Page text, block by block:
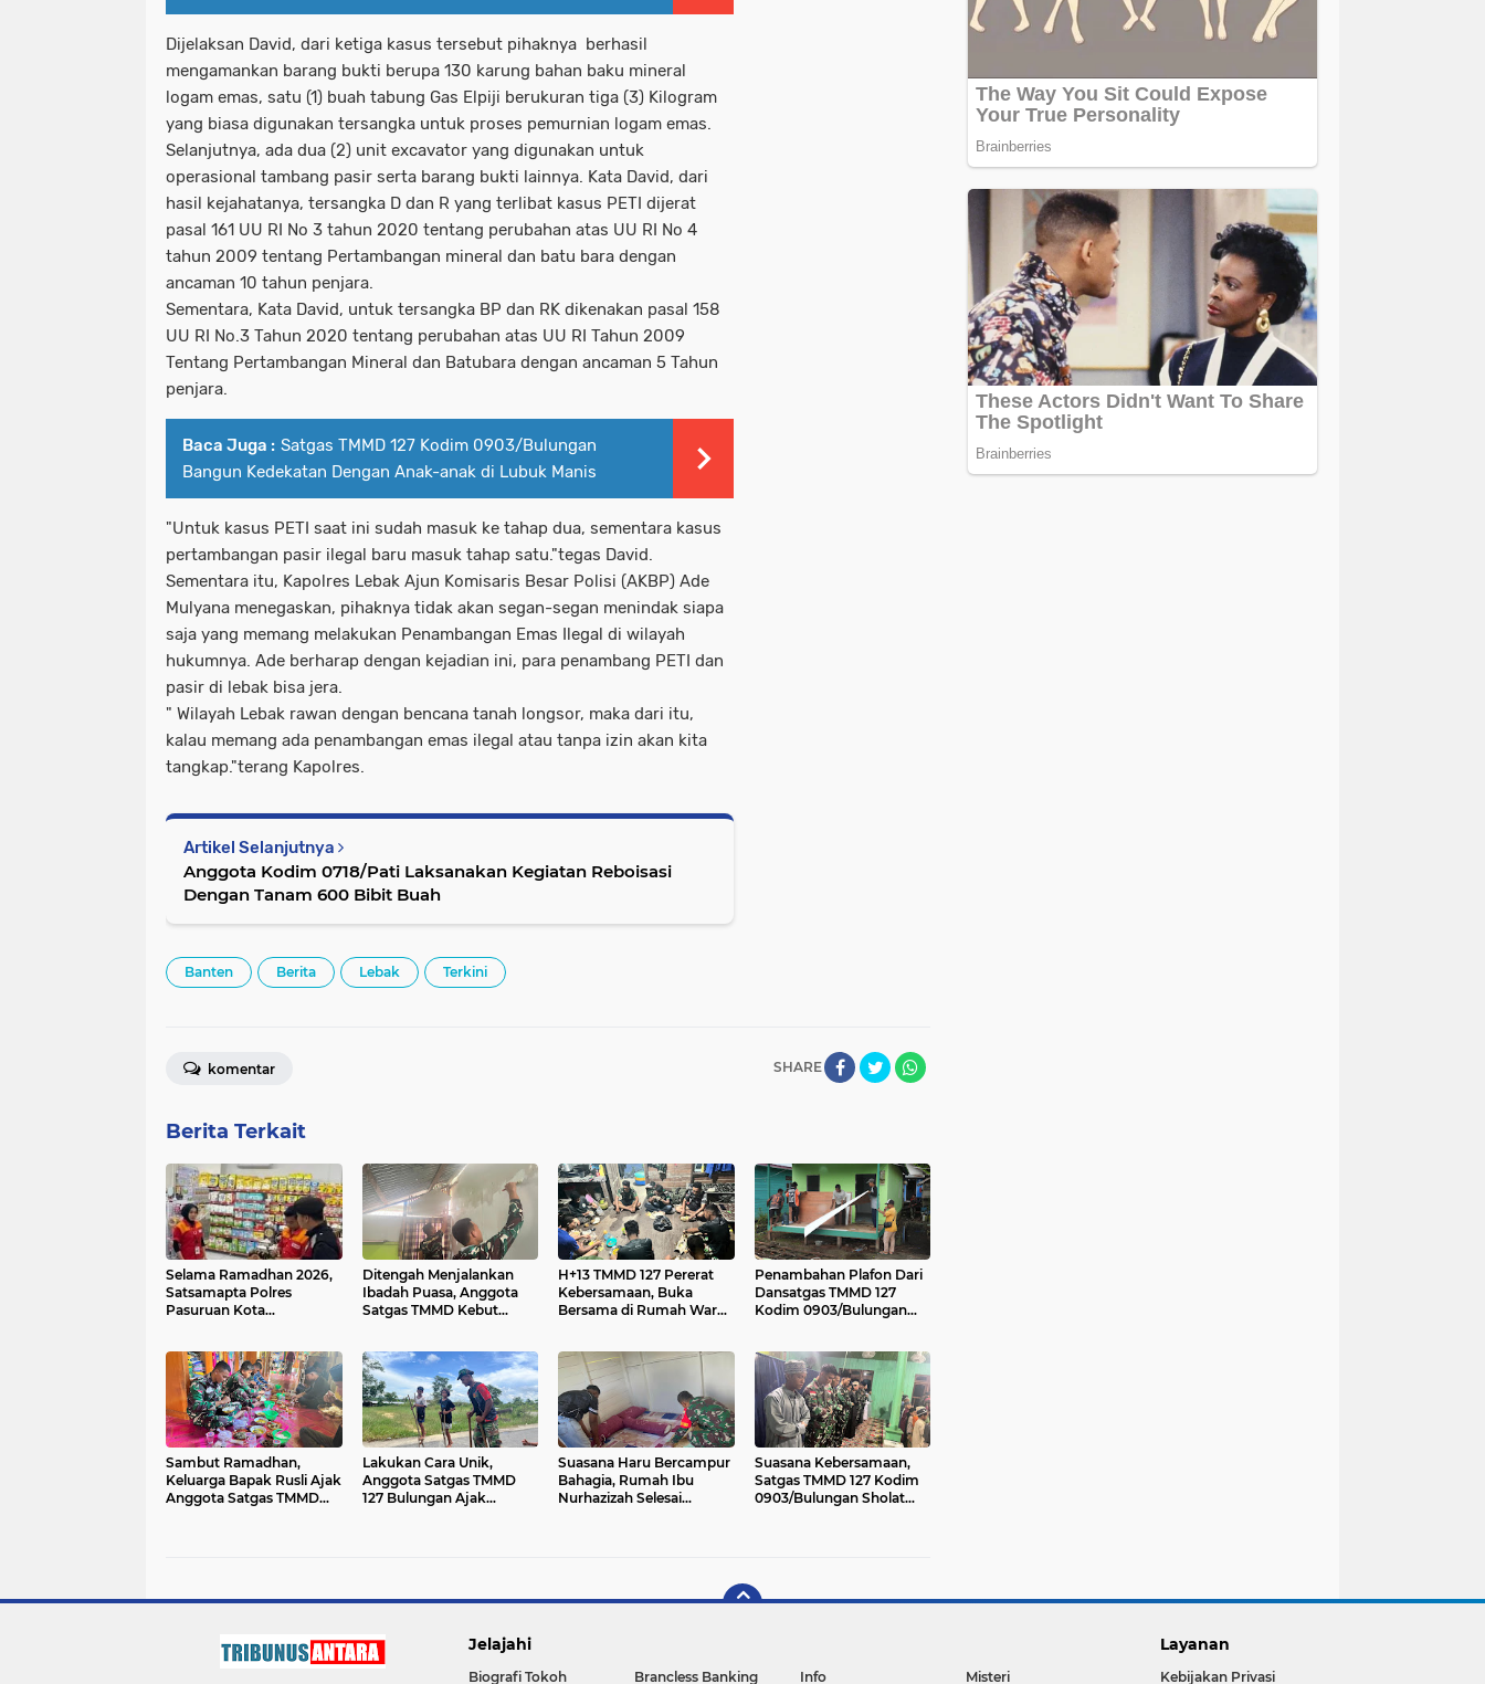
Dijelaksan David, dari ketiga kasus tersebut pihaknya berhasil
mengamankan barang bukti berupa 130 karung bahan baku mineral
logam emas, satu (1) buah tabung Gas Elpiji berukuran tiga (3) Kilogram
yang biasa digunakan tersangka untuk proses pemurnian logam emas.
Selanjutnya, ada dua (2) unit excavator yang digunakan untuk
operasional tambang pasir serta barang bukti lainnya. Kata David, dari
hasil kejahatanya, tersangka D dan R yang terlibat kasus PETI dijerat
pasal 161 UU RI No 3 tahun 2020 tentang perubahan atas UU RI No 4
tahun 2009 tentang Pertambangan mineral dan batu bara dengan
ancaman 10 tahun penjara.
Sementara, Kata David, untuk tersangka BP dan RK dikenakan pasal 158
UU RI No.3 Tahun 2020 tentang perubahan atas UU RI Tahun 2009
Tentang Pertambangan Mineral dan Batubara dengan ancaman 5 Tahun
penjara.
Baca Juga : Satgas TMMD 127 Kodim 0903/Bulungan
Bangun Kedekatan Dengan Anak-anak di Lubuk Manis
"Untuk kasus PETI saat ini sudah masuk ke tahap dua, sementara kasus
pertambangan pasir ilegal baru masuk tahap satu."tegas David.
Sementara itu, Kapolres Lebak Ajun Komisaris Besar Polisi (AKBP) Ade
Mulyana menegaskan, pihaknya tidak akan segan-segan menindak siapa
saja yang memang melakukan Penambangan Emas Ilegal di wilayah
hukumnya. Ade berharap dengan kejadian ini, para penambang PETI dan
pasir di lebak bisa jera.
" Wilayah Lebak rawan dengan bencana tanah longsor, maka dari itu,
kalau memang ada penambangan emas ilegal atau tanpa izin akan kita
tangkap."terang Kapolres.
Artikel Selanjutnya
Anggota Kodim 0718/Pati Laksanakan Kegiatan Reboisasi
Dengan Tanam 600 Bibit Buah
Banten Berita Lebak Terkini
SHARE
komentar
Berita Terkait
Selama Ramadhan 2026,
Satsamapta Polres
Pasuruan Kota
Kamtibmas
Ditengah Menjalankan
Ibadah Puasa, Anggota
Satgas TMMD Kebut
H+13 TMMD 127 Pererat
Kebersamaan, Buka
Bersama di Rumah Warga
Penambahan Plafon Dari
Dansatgas TMMD 127
Kodim 0903/Bulungan
Sambut Ramadhan,
Keluarga Bapak Rusli Ajak
Anggota Satgas TMMD
Lakukan Cara Unik,
Anggota Satgas TMMD
127 Bulungan Ajak
Suasana Haru Bercampur
Bahagia, Rumah Ibu
Nurhazizah Selesai
Suasana Kebersamaan,
Satgas TMMD 127 Kodim
0903/Bulungan Sholat
Jelajahi
Biografi Tokoh Brancless Banking Info Misteri
Layanan
Kebijakan Privasi